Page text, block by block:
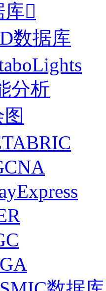
库
数据库
分析